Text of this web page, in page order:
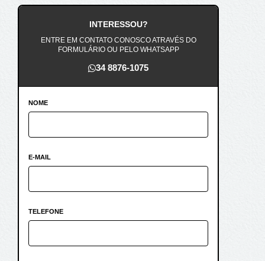
INTERESSOU?
ENTRE EM CONTATO CONOSCO ATRAVÉS DO
FORMULÁRIO OU PELO WHATSAPP
34 8876-1075
NOME
E-MAIL
TELEFONE